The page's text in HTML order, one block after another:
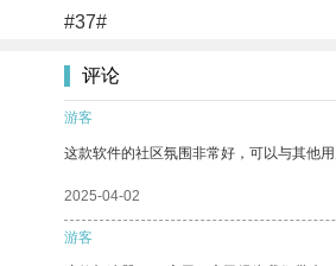
#37#
评论
游客
这款软件的社区氛围非常好，可以与其他用
2025-04-02
游客